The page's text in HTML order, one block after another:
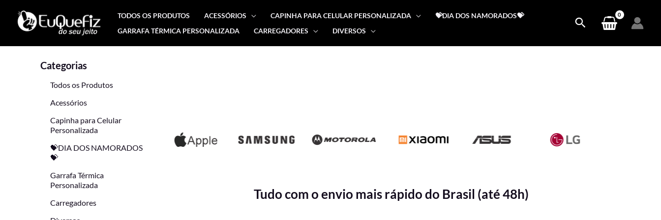
conteúdo
TODOS OS PRODUTOS ACESSÓRIOS CAPINHA PARA CELULAR PERSONALIZADA
💝DIA DOS NAMORADOS💝
GARRAFA TÉRMICA PERSONALIZADA
CARREGADORES DIVERSOS
Categorias
Todos os Produtos
Acessórios
Capinha para Celular
Personalizada
💝DIA DOS NAMORADOS
💝
Garrafa Térmica
Personalizada
Carregadores
Tudo com o envio mais rápido do Brasil (até 48h)